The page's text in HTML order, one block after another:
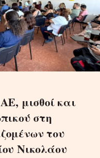
μισθοί και
στη
του
Νικολάου